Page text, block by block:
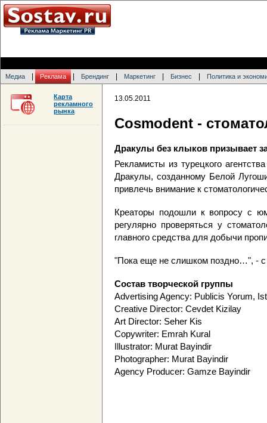
Медиа Реклама Брендинг Маркетинг Бизнес Политика и
13.05.2011
Cosmodent -
Дракулы без клыков призывает
Рекламисты из турецкого
Дракулы, созданному Белой
привлечь внимание к
Креаторы подошли к вопросу с
регулярно проверяться у
главного средства для добычи
"Пока еще не слишком поздно…", - с
Состав творческой группы
Advertising Agency: Publicis Yorum,
Creative Director: Cevdet Kizilay
Art Director: Seher Kis
Copywriter: Emrah Kural
Illustrator: Murat Bayindir
Photographer: Murat Bayindir
Agency Producer: Gamze Bayindir
Карта
рекламного
рынка